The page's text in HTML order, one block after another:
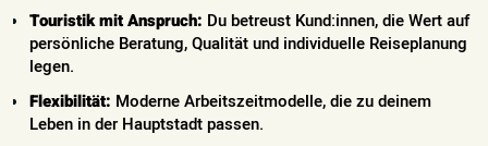
Touristik mit Anspruch: Du betreust Kund:innen, die Wert auf
persönliche Beratung, Qualität und individuelle Reiseplanung
legen.
Flexibilität: Moderne Arbeitszeitmodelle, die zu deinem
Leben in der Hauptstadt passen.